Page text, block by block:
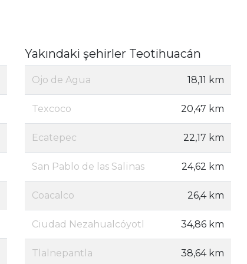
Yakındaki şehirler Teotihuacán
Ojo de Agua 18,11 km
Texcoco 20,47 km
Ecatepec 22,17 km
San Pablo de las Salinas 24,62 km
Coacalco 26,4 km
Ciudad Nezahualcóyotl 34,86 km
Tlalnepantla 38,64 km